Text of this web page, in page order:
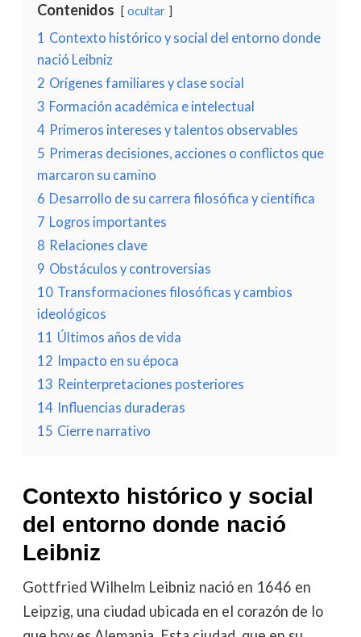
Contenidos ocultar
1 Contexto histórico y social del entorno donde
nació Leibniz
2 Orígenes familiares y clase social
3 Formación académica e intelectual
4 Primeros intereses y talentos observables
5 Primeras decisiones, acciones o conflictos que
marcaron su camino
6 Desarrollo de su carrera filosófica y científica
7 Logros importantes
8 Relaciones clave
9 Obstáculos y controversias
10 Transformaciones filosóficas y cambios
ideológicos
11 Últimos años de vida
12 Impacto en su época
13 Reinterpretaciones posteriores
14 Influencias duraderas
15 Cierre narrativo
Contexto histórico y social
del entorno donde nació
Leibniz
Gottfried Wilhelm Leibniz nació en 1646 en
Leipzig, una ciudad ubicada en el corazón de lo